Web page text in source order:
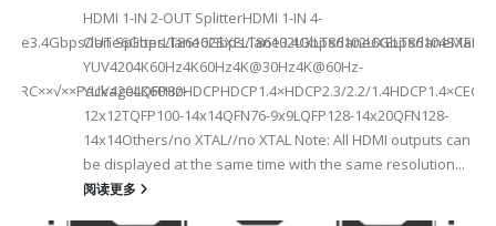
Rate3.4Gbps/lane6Gbps/lane6Gbps/lane3.4Gbps/lane6Gbps/laneMax
HDMI 1-IN 2-OUT SplitterHDMI 1-IN 4-
OUT
YUV4204K60Hz4K60Hz4K@30Hz4K@60Hz-
YUV4204K60HzHDCPHDCP1.4×HDCP2.3/2.2/
12x12TQFP100-14x14QFN76-9x9LQFP128-14x20QFN128-
14x14Others/no XTAL//no XTAL Note: All HDMI outputs can
be displayed at the same time with the same resolution...
阅读更多